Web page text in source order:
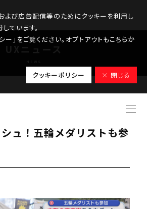
よび広告配信等のためにクッキーを利用し
ています。
ー」をご覧ください。オプトアウトもこちらか
クッキーポリシー × 閉じる
町の商店街で陸上トラッ
ュ！五輪メダリストも参